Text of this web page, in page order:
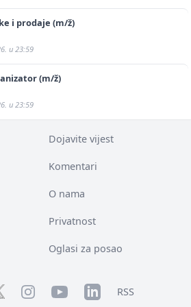
i prodaje (m/ž)
u 23:59
(m/ž)
u 23:59
Dojavite vijest
Komentari
O nama
Privatnost
Oglasi za posao
InstagramYouTubeLinkedInRSS